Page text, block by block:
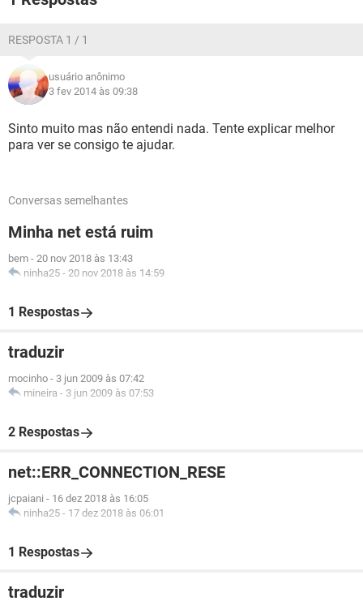
RESPOSTA 1 / 1
usuário anônimo
3 fev 2014 às 09:38
Sinto muito mas não entendi nada. Tente explicar melhor
para ver se consigo te ajudar.
Conversas semelhantes
Minha net está ruim
bem - 20 nov 2018 às 13:43
ninha25 - 20 nov 2018 às 14:59
1 Respostas
traduzir
mocinho - 3 jun 2009 às 07:42
mineira - 3 jun 2009 às 07:53
2 Respostas
net::ERR_CONNECTION_RESE
jcpaiani - 16 dez 2018 às 16:05
ninha25 - 17 dez 2018 às 06:01
1 Respostas
traduzir